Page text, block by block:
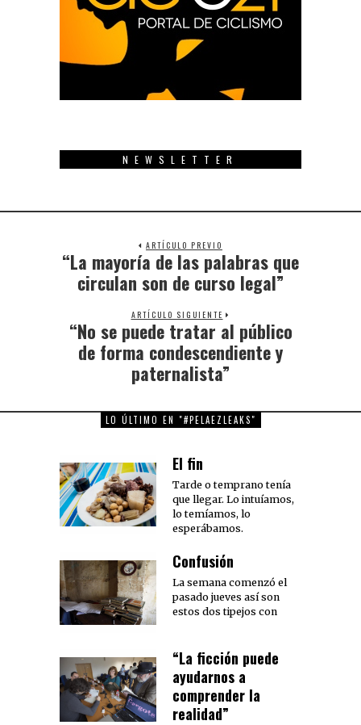
NEWSLETTER
ARTÍCULO PREVIO
Previous
post:
“La mayoría de las palabras que
circulan son de curso legal”
ARTÍCULO SIGUIENTE
Next
post:
“No se puede tratar al público
de forma condescendiente y
paternalista”
LO ÚLTIMO EN "#PELAEZLEAKS"
El fin
Tarde o temprano tenía
que llegar. Lo intuíamos,
lo temíamos, lo
esperábamos.
Confusión
La semana comenzó el
pasado jueves así son
estos dos tipejos con
“La ficción puede
ayudarnos a
comprender la
realidad”